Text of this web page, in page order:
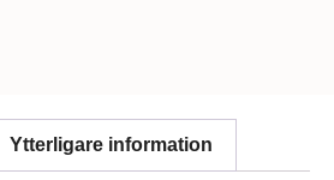
Ytterligare information